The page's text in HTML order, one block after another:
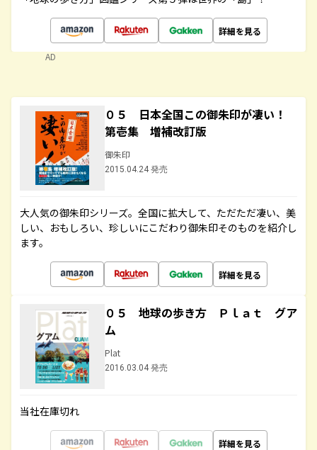
詳細を見る
AD
０５ 日本全国この御朱印が凄い！
第壱集 増補改訂版
御朱印
2015.04.24 発売
大人気の御朱印シリーズ。全国に拡大して、ただただ凄い、美
しい、おもしろい、珍しいにこだわり御朱印そのものを紹介し
ます。
詳細を見る
０５ 地球の歩き方 Ｐｌａｔ グア
ム
Plat
2016.03.04 発売
当社在庫切れ
詳細を見る